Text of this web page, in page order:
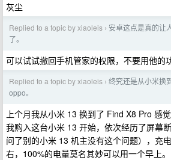
灰尘
Replied to a topic by xiaoleis › 安卓这点是真的让
了。
可以试试撤回手机管家的权限，不要用他的
Replied to a topic by xiaoleis › 终究还是从小米换
oppo。
上个月我从小米 13 换到了 Find X8 Pro 感
我购入这台小米 13 开始，依次经历了屏幕
问了别的小米 13 机主没有这个问题），充
右，100%的电量莫名其妙可以用一个早上。